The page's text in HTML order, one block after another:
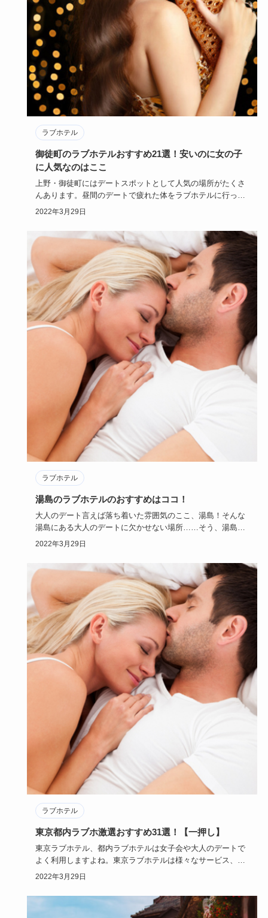
ラブホテル
御徒町のラブホテルおすすめ21選！安いのに女の子
に人気なのはここ
上野・御徒町にはデートスポットとして人気の場所がたくさ
んあります。昼間のデートで疲れた体をラブホテルに行って
癒したいと思う…
2022年3月29日
ラブホテル
湯島のラブホテルのおすすめはココ！
大人のデート言えば落ち着いた雰囲気のここ、湯島！そんな
湯島にある大人のデートに欠かせない場所……そう、湯島ラ
ブホテル。
2022年3月29日
ラブホテル
東京都内ラブホ激選おすすめ31選！【一押し】
東京ラブホテル、都内ラブホテルは女子会や大人のデートで
よく利用しますよね。東京ラブホテルは様々なサービス、趣
向があり迷いど…
2022年3月29日